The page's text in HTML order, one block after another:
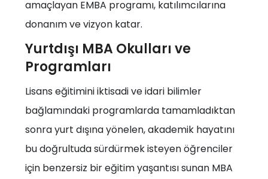
amaçlayan EMBA programı, katılımcılarına
donanım ve vizyon katar.
Yurtdışı MBA Okulları ve
Programları
Lisans eğitimini iktisadi ve idari bilimler
bağlamındaki programlarda tamamladıktan
sonra yurt dışına yönelen, akademik hayatını
bu doğrultuda sürdürmek isteyen öğrenciler
için benzersiz bir eğitim yaşantısı sunan MBA